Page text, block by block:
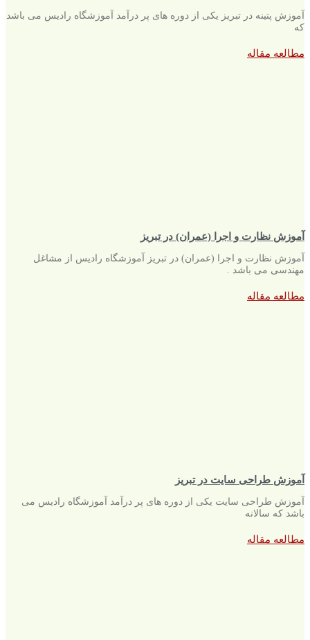
آموزش پتینه در تبریز یکی از دوره های پر درآمد آموزشگاه رادیس می باشد
که
مطالعه مقاله
آموزش نظارت و اجرا (عمران) در تبریز
آموزش نظارت و اجرا (عمران) در تبریز آموزشگاه رادیس از مشاغل
مهندسی می باشد .
مطالعه مقاله
آموزش طراحی سایت در تبریز
آموزش طراحی سایت یکی از دوره های پر درآمد آموزشگاه رادیس می
باشد که سالانه
مطالعه مقاله